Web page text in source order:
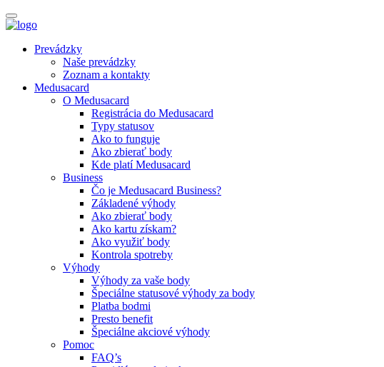
Prevádzky
Naše prevádzky
Zoznam a kontakty
Medusacard
O Medusacard
Registrácia do Medusacard
Typy statusov
Ako to funguje
Ako zbierať body
Kde platí Medusacard
Business
Čo je Medusacard Business?
Základené výhody
Ako zbierať body
Ako kartu získam?
Ako využiť body
Kontrola spotreby
Výhody
Výhody za vaše body
Špeciálne statusové výhody za body
Platba bodmi
Presto benefit
Špeciálne akciové výhody
Pomoc
FAQ’s